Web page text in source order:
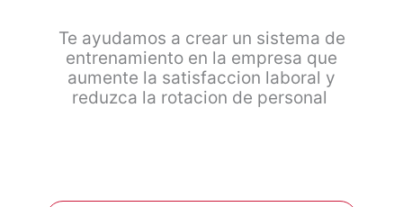
Te ayudamos a crear un sistema de
entrenamiento en la empresa que
aumente la satisfaccion laboral y
reduzca la rotacion de personal